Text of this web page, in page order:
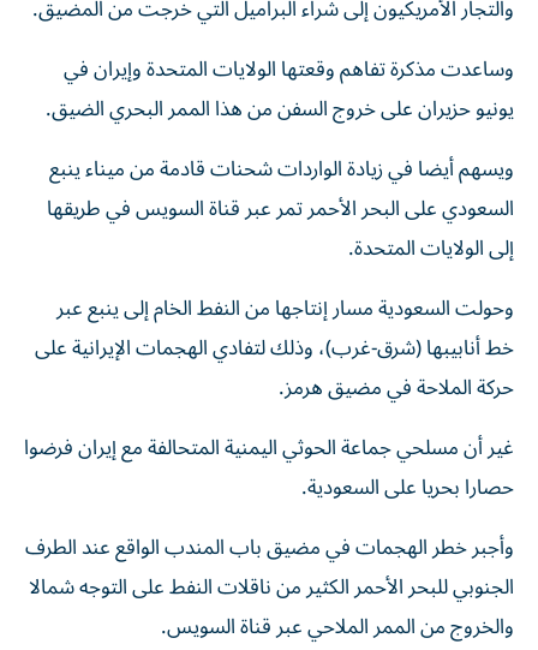
والتجار الأمريكيون إلى شراء البراميل التي خرجت من المضيق.
وساعدت مذكرة تفاهم وقعتها الولايات المتحدة وإيران في
يونيو حزيران على خروج السفن من هذا الممر البحري الضيق.
ويسهم أيضا في زيادة الواردات شحنات قادمة من ميناء ينبع
السعودي على البحر الأحمر تمر ​عبر قناة السويس في طريقها
إلى الولايات المتحدة.
وحولت السعودية ‌مسار إنتاجها من النفط الخام إلى ينبع عبر
خط أنابيبها (شرق-غرب)، وذلك لتفادي الهجمات الإيرانية على
حركة الملاحة في مضيق هرمز.
غير أن ⁠مسلحي جماعة الحوثي اليمنية المتحالفة مع إيران فرضوا
حصارا بحريا على السعودية.
وأجبر خطر الهجمات في مضيق باب المندب الواقع عند الطرف
الجنوبي للبحر ​الأحمر ‌الكثير من ناقلات النفط على التوجه شمالا
والخروج من الممر ‌الملاحي عبر قناة السويس.